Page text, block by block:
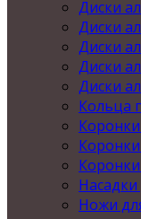
Диски
Диски
Диски
Диски
Диски
Кольца
Насадки
Ножи